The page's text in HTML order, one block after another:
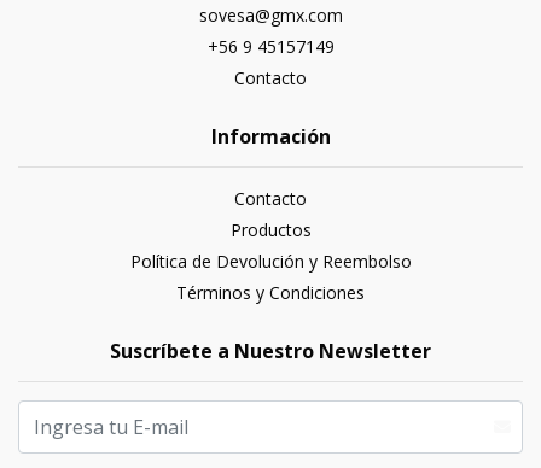
sovesa@gmx.com
+56 9 45157149
Contacto
Información
Contacto
Productos
Política de Devolución y Reembolso
Términos y Condiciones
Suscríbete a Nuestro Newsletter